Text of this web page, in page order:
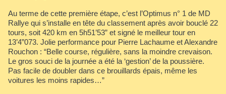
Au terme de cette première étape, c’est l’Optimus n° 1 de MD
Rallye qui s’installe en tête du classement après avoir bouclé 22
tours, soit 420 km en 5h51’53” et signé le meilleur tour en
13’4”073. Jolie performance pour Pierre Lachaume et Alexandre
Rouchon : “Belle course, régulière, sans la moindre crevaison.
Le gros souci de la journée a été la ‘gestion’ de la poussière.
Pas facile de doubler dans ce brouillards épais, même les
voitures les moins rapides…”